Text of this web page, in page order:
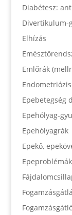
Diabétesz:
Divertikulum-
Elhízás
Emlőrák
Endometriózis
Epebetegség
Epehólyag-
Epehólyagrák
Epekő,
Epeproblémák